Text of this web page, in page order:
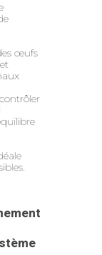
œufs